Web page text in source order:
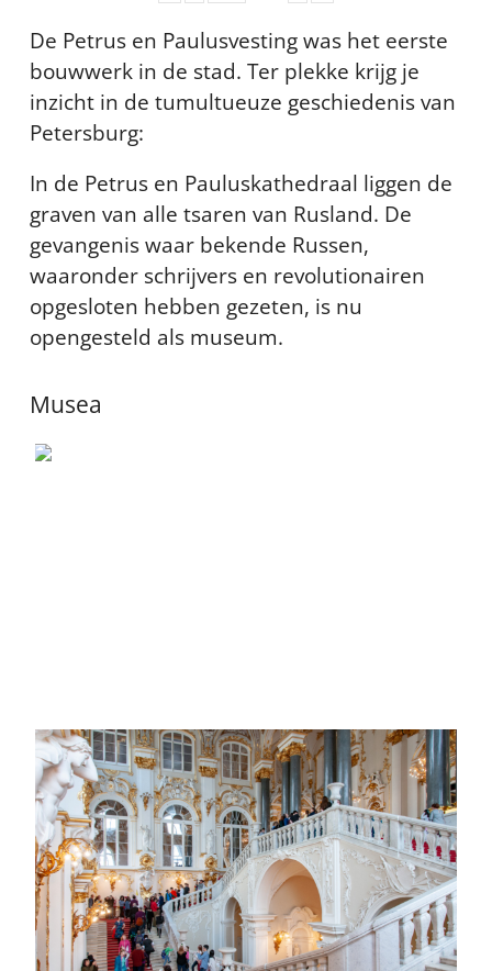
De Petrus en Paulusvesting was het eerste
bouwwerk in de stad. Ter plekke krijg je
inzicht in de tumultueuze geschiedenis van
Petersburg:
In de Petrus en Pauluskathedraal liggen de
graven van alle tsaren van Rusland. De
gevangenis waar bekende Russen,
waaronder schrijvers en revolutionairen
opgesloten hebben gezeten, is nu
opengesteld als museum.
Musea